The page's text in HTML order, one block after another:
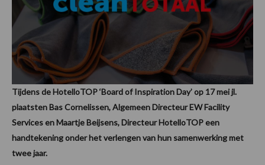
Tijdens de HotelloTOP ‘Board of Inspiration Day’ op 17 mei jl.
plaatsten Bas Cornelissen, Algemeen Directeur EW Facility
Services en Maartje Beijsens, Directeur HotelloTOP een
handtekening onder het verlengen van hun samenwerking met
twee jaar.